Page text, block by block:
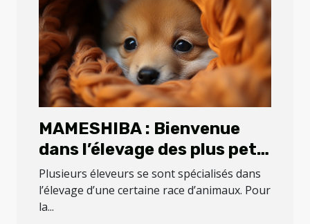
MAMESHIBA : Bienvenue
dans l’élevage des plus petit
shiba du que vous pouvez
retrouver sur la planète
Plusieurs éleveurs se sont spécialisés dans
l’élevage d’une certaine race d’animaux. Pour
la...